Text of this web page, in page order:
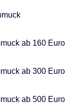
ab 160 Euro
ab 300 Euro
ab 500 Euro